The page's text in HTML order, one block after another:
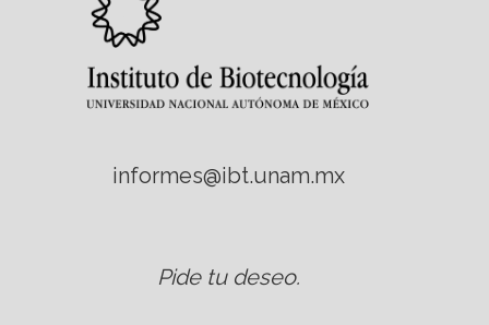
informes@ibt.unam.mx
Pide tu deseo.